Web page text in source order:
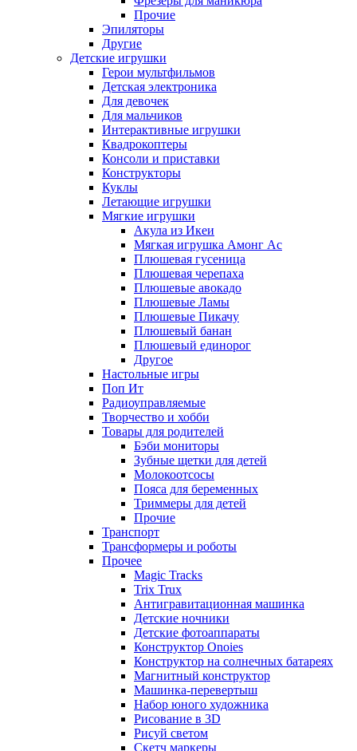
Прочие
Эпиляторы
Другие
Детские игрушки
Герои мультфильмов
Детская электроника
Для девочек
Для мальчиков
Интерактивные игрушки
Квадрокоптеры
Консоли и приставки
Конструкторы
Куклы
Летающие игрушки
Мягкие игрушки
Акула из Икеи
Мягкая игрушка Амонг Ас
Плюшевая гусеница
Плюшевая черепаха
Плюшевые авокадо
Плюшевые Ламы
Плюшевые Пикачу
Плюшевый банан
Плюшевый единорог
Другое
Настольные игры
Поп Ит
Радиоуправляемые
Творчество и хобби
Товары для родителей
Бэби мониторы
Зубные щетки для детей
Молокоотсосы
Пояса для беременных
Триммеры для детей
Прочие
Транспорт
Трансформеры и роботы
Прочее
Magic Tracks
Trix Trux
Антигравитационная машинка
Детские ночники
Детские фотоаппараты
Конструктор Onoies
Конструктор на солнечных батареях
Магнитный конструктор
Машинка-перевертыш
Набор юного художника
Рисование в 3D
Рисуй светом
Скетч маркеры